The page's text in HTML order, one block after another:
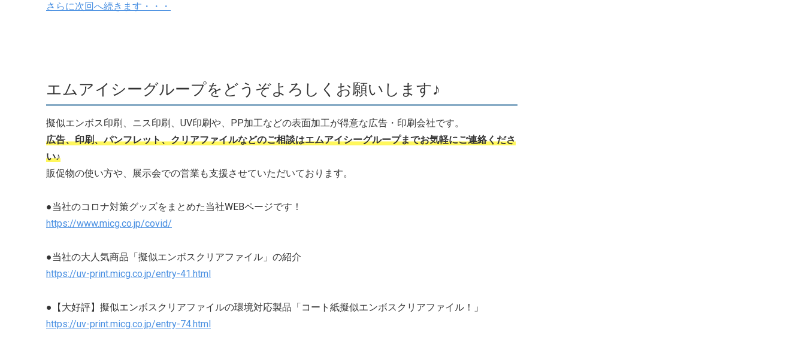
さらに次回へ続きます・・・
エムアイシーグループをどうぞよろしくお願いします♪
擬似エンボス印刷、ニス印刷、UV印刷や、PP加工などの表面加工が得意な広告・印刷会社です。
広告、印刷、パンフレット、クリアファイルなどのご相談はエムアイシーグループまでお気軽にご連絡くださ
い♪
販促物の使い方や、展示会での営業も支援させていただいております。
●当社のコロナ対策グッズをまとめた当社WEBページです！
https://www.micg.co.jp/covid/
●当社の大人気商品「擬似エンボスクリアファイル」の紹介
https://uv-print.micg.co.jp/entry-41.html
●【大好評】擬似エンボスクリアファイルの環境対応製品「コート紙擬似エンボスクリアファイル！」
https://uv-print.micg.co.jp/entry-74.html